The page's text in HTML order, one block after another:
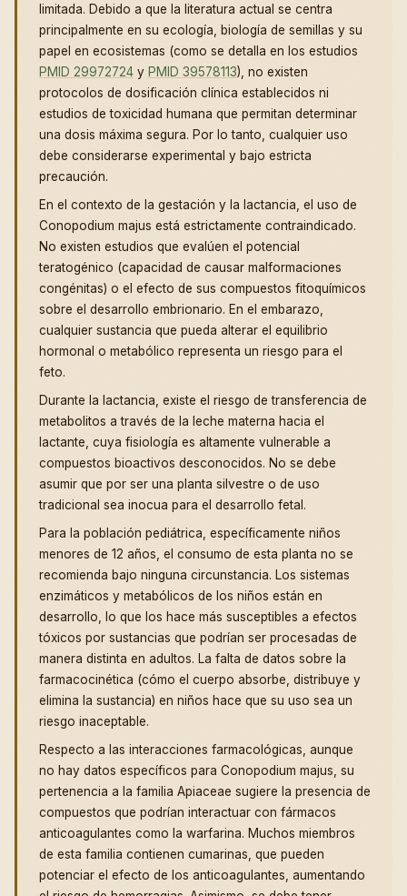
limitada. Debido a que la literatura actual se centra
principalmente en su ecología, biología de semillas y su
papel en ecosistemas (como se detalla en los estudios
PMID 29972724 y PMID 39578113), no existen
protocolos de dosificación clínica establecidos ni
estudios de toxicidad humana que permitan determinar
una dosis máxima segura. Por lo tanto, cualquier uso
debe considerarse experimental y bajo estricta
precaución.
En el contexto de la gestación y la lactancia, el uso de
Conopodium majus está estrictamente contraindicado.
No existen estudios que evalúen el potencial
teratogénico (capacidad de causar malformaciones
congénitas) o el efecto de sus compuestos fitoquímicos
sobre el desarrollo embrionario. En el embarazo,
cualquier sustancia que pueda alterar el equilibrio
hormonal o metabólico representa un riesgo para el
feto.
Durante la lactancia, existe el riesgo de transferencia de
metabolitos a través de la leche materna hacia el
lactante, cuya fisiología es altamente vulnerable a
compuestos bioactivos desconocidos. No se debe
asumir que por ser una planta silvestre o de uso
tradicional sea inocua para el desarrollo fetal.
Para la población pediátrica, específicamente niños
menores de 12 años, el consumo de esta planta no se
recomienda bajo ninguna circunstancia. Los sistemas
enzimáticos y metabólicos de los niños están en
desarrollo, lo que los hace más susceptibles a efectos
tóxicos por sustancias que podrían ser procesadas de
manera distinta en adultos. La falta de datos sobre la
farmacocinética (cómo el cuerpo absorbe, distribuye y
elimina la sustancia) en niños hace que su uso sea un
riesgo inaceptable.
Respecto a las interacciones farmacológicas, aunque
no hay datos específicos para Conopodium majus, su
pertenencia a la familia Apiaceae sugiere la presencia de
compuestos que podrían interactuar con fármacos
anticoagulantes como la warfarina. Muchos miembros
de esta familia contienen cumarinas, que pueden
potenciar el efecto de los anticoagulantes, aumentando